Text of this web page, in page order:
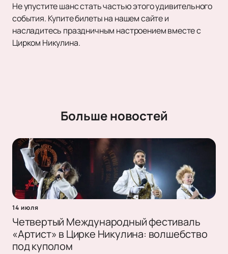
Не упустите шанс стать частью этого удивительного
события. Купите билеты на нашем сайте и
насладитесь праздничным настроением вместе с
Цирком Никулина.
Больше новостей
14 июля
Четвертый Международный фестиваль
«Артист» в Цирке Никулина: волшебство
под куполом